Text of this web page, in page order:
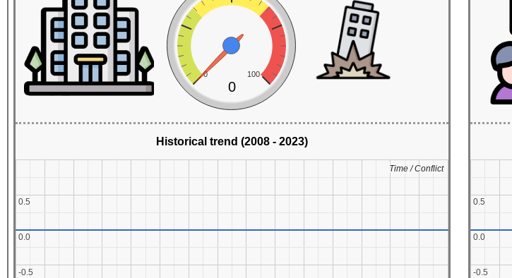
0 100
0
Historical trend (2008 - 2023)
-0.5
-0.5
0.0
0.0
0.5
0.5
Time / Conflict
Time / Conflict
-0.5
-0.5
0.0
0.0
0.5
0.5